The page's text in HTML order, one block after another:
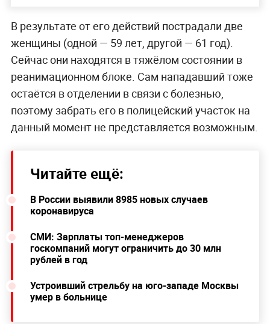
В результате от его действий пострадали две
женщины (одной — 59 лет, другой — 61 год).
Сейчас они находятся в тяжёлом состоянии в
реанимационном блоке. Сам нападавший тоже
остаётся в отделении в связи с болезнью,
поэтому забрать его в полицейский участок на
данный момент не представляется возможным.
Читайте ещё:
В России выявили 8985 новых случаев
коронавируса
СМИ: Зарплаты топ-менеджеров
госкомпаний могут ограничить до 30 млн
рублей в год
Устроивший стрельбу на юго-западе Москвы
умер в больнице